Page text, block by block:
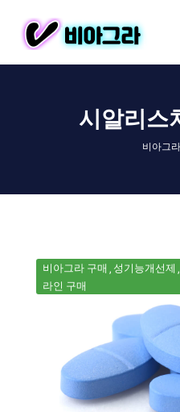
시알리스
비아그라
비아그라 구매 성기능개선제
라인 구매